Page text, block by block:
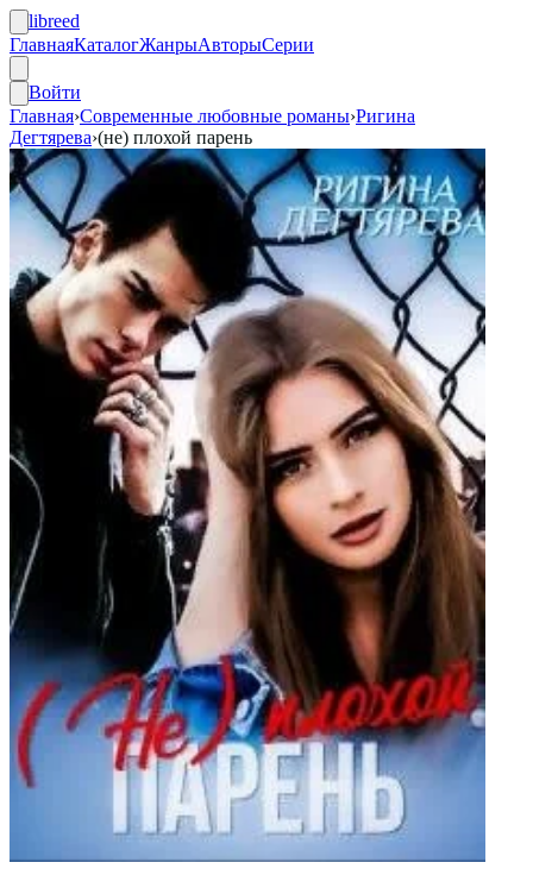
libreed
ГлавнаяКаталогЖанрыАвторыСерии
Войти
Главная›Современные любовные романы›Ригина
Дегтярева›(не) плохой парень